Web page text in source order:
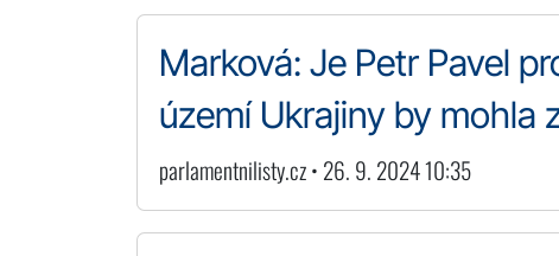
Marková: Je Petr Pavel
území Ukrajiny by mohla
parlamentnilisty.cz • 26. 9. 2024 10:35